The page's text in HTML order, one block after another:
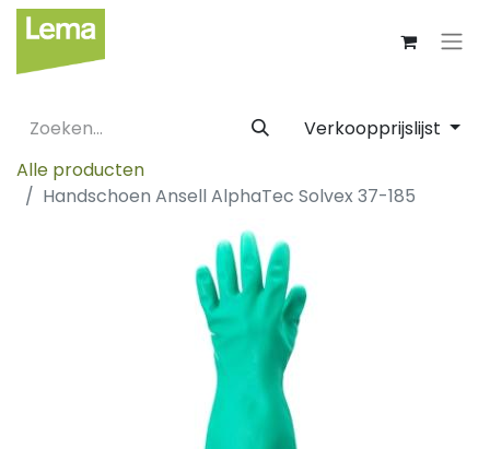
Verkoopprijslijst
Alle producten
Handschoen Ansell AlphaTec Solvex 37-185